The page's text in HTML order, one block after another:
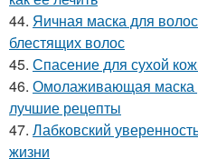
44. Яичная маска для
блестящих волос
45. Спасение для сухой
46. Омолаживающая маска
лучшие рецепты
47. Лабковский
жизни